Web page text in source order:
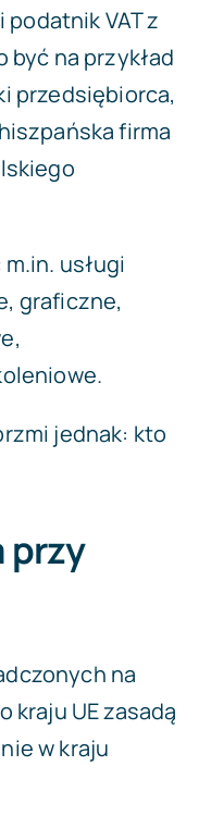
VAT z
być na przykład
przedsiębiorca,
firma
usługi
graficzne,
jednak: kto
przy
na
kraju UE zasadą
w kraju